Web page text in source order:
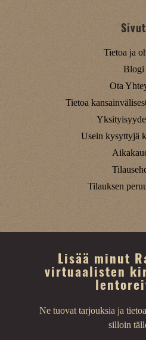
Sivut
Tietoa ja
Blogi
Ota
Tietoa
Usein kysyttyjä
Tilauksen
Lisää minut
virtuaalisten
Ne tuovat tarjouksia ja
silloin